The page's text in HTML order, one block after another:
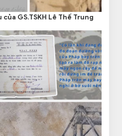
GS.TSKH Lê Thế Trung